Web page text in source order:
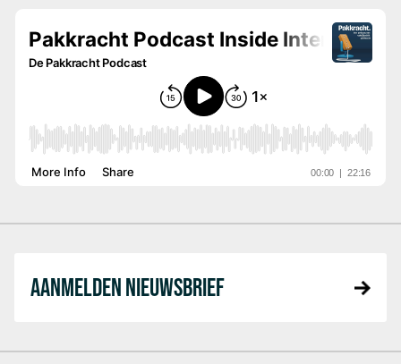
AANMELDEN NIEUWSBRIEF